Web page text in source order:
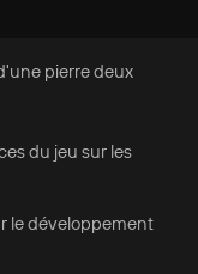
pierre deux
du jeu sur les
le développement